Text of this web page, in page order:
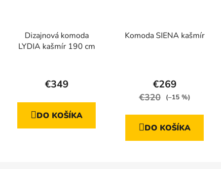
Dizajnová komoda
LYDIA kašmír 190 cm
hodnotenie
je
4,5
€349
DO KOŠÍKA
Komoda SIENA kašmír
hodnotenie
produktu
z
€269
€320 (–15 %)
DO KOŠÍKA